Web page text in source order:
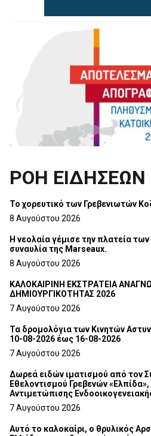
ΡΟΗ ΕΙΔΗΣΕΩΝ
Το χορευτικό των Γρεβενιωτών
8 Αυγούστου 2026
Η νεολαία γέμισε την πλατεία
συναυλία της Marseaux.
8 Αυγούστου 2026
ΚΑΛΟΚΑΙΡΙΝΗ ΕΚΣΤΡΑΤΕΙΑ
ΔΗΜΙΟΥΡΓΙΚΟΤΗΤΑΣ 2026
7 Αυγούστου 2026
Τα δρομολόγια των Κινητών
10-08-2026 έως 16-08-2026
7 Αυγούστου 2026
Δωρεά ειδών ιματισμού από τον
Εθελοντισμού Γρεβενών
Αντιμετώπισης
Τμήματος Γρεβενών
7 Αυγούστου 2026
Αυτό το καλοκαίρι, ο θρυλικός